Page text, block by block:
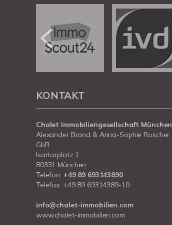
KONTAKT
Chalet Immobiliengesellschaft München
Alexander Brand & Anna-Sophie Roscher
GbR
Isartorplatz 1
80331 München
Telefon: +49 89 693143890
Telefax: +49 89 69314389-10
info@chalet-immobilien.com
www.chalet-immobilien.com